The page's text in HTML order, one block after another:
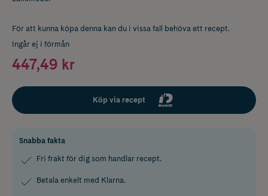
För att kunna köpa denna kan du i vissa fall behöva ett recept.
Ingår ej i förmån
447,49 kr
Köp via recept
Snabba fakta
Fri frakt för dig som handlar recept.
Betala enkelt med Klarna.